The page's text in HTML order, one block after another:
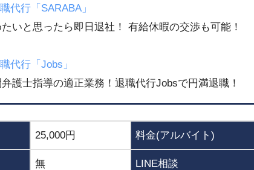
代行「SARABA」
いと思ったら即日退社！ 有給休暇の交渉も可能！
代行「Jobs」
護士指導の適正業務！退職代行Jobsで円満退職！
25,000円 料金(アルバイト)
無 LINE相談